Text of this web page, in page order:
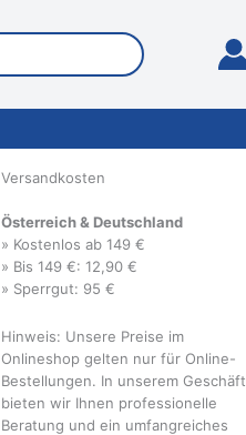
Versandkosten
Österreich & Deutschland
» Kostenlos ab 149 €
» Bis 149 €: 12,90 €
» Sperrgut: 95 €
Hinweis: Unsere Preise im
Onlineshop gelten nur für Online-
Bestellungen. In unserem Geschäft
bieten wir Ihnen professionelle
Beratung und ein umfangreiches